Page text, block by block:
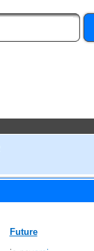
Future